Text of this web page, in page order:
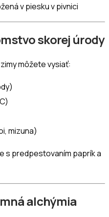
v piesku v pivnici
skorej úrody
môžete vysiať:
mizuna)
s predpestovaním paprík a
alchýmia